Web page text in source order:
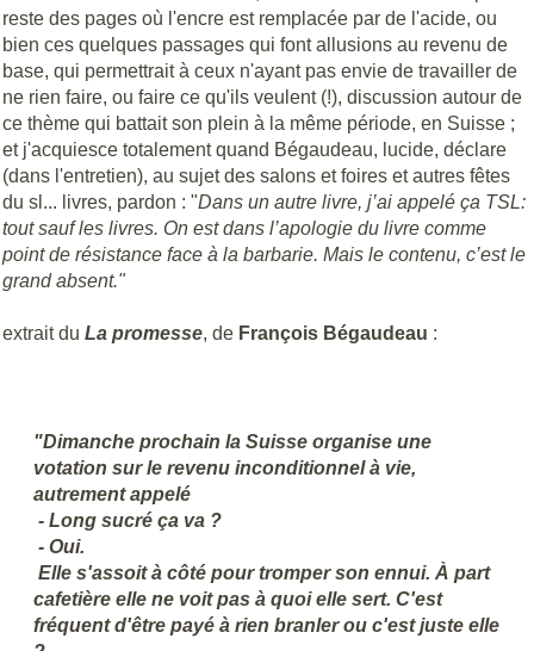
reste des pages où l'encre est remplacée par de l'acide, ou
bien ces quelques passages qui font allusions au revenu de
base, qui permettrait à ceux n'ayant pas envie de travailler de
ne rien faire, ou faire ce qu'ils veulent (!), discussion autour de
ce thème qui battait son plein à la même période, en Suisse ;
et j'acquiesce totalement quand Bégaudeau, lucide, déclare
(dans l'entretien), au sujet des salons et foires et autres fêtes
du sl... livres, pardon : "Dans un autre livre, j’ai appelé ça TSL:
tout sauf les livres. On est dans l’apologie du livre comme
point de résistance face à la barbarie. Mais le contenu, c’est le
grand absent."
extrait du La promesse, de François Bégaudeau :
"Dimanche prochain la Suisse organise une
votation sur le revenu inconditionnel à vie,
autrement appelé
- Long sucré ça va ?
- Oui.
Elle s'assoit à côté pour tromper son ennui. À part
cafetière elle ne voit pas à quoi elle sert. C'est
fréquent d'être payé à rien branler ou c'est juste elle